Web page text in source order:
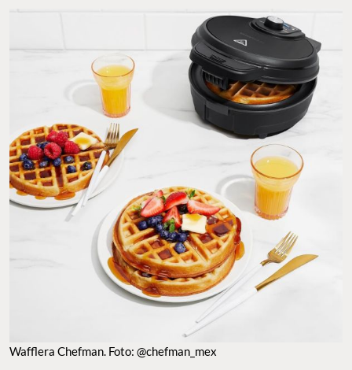
Wafflera Chefman. Foto: @chefman_mex